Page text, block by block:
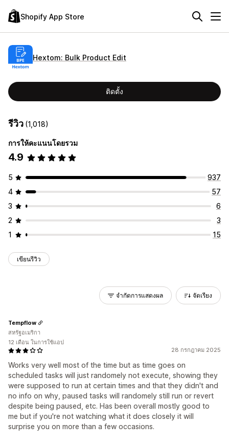
Shopify App Store
Hextom: Bulk Product Edit
ติดตั้ง
รีวิว (1,018)
การให้คะแนนโดยรวม
4.9
5
937
4
57
3
6
2
3
1
15
เขียนรีวิว
จำกัดการแสดงผล จัดเรียง
28 กรกฎาคม 2025
Works very well most of the time but as time goes on
scheduled tasks will just randomely not execute, showing they
were supposed to run at certain times and that they didn't and
no info on why, paused tasks will randomely still run or revert
despite being paused, etc. Has been overall mostly good to
me but if you're not watching what it does closely it will
surprise you on more than a few occasions.
Tempflow
สหรัฐอเมริกา
12 เดือน ในการใช้แอป